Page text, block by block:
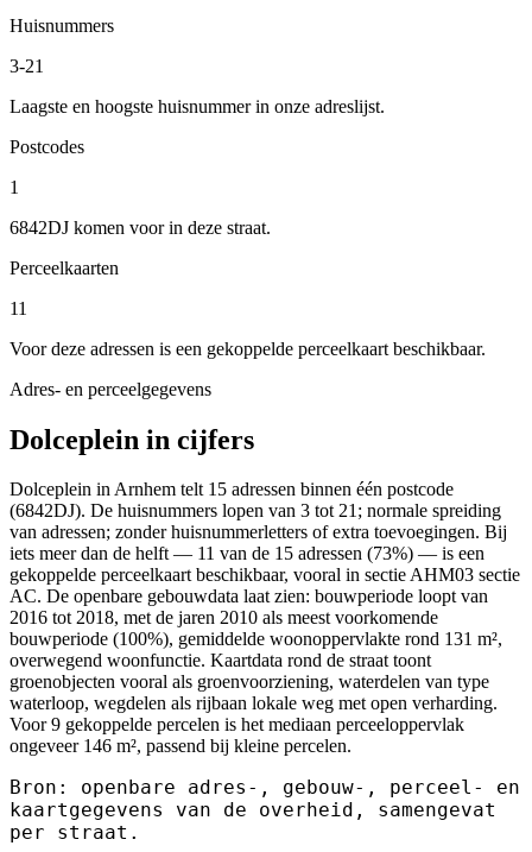
Huisnummers
3-21
Laagste en hoogste huisnummer in onze adreslijst.
Postcodes
1
6842DJ komen voor in deze straat.
Perceelkaarten
11
Voor deze adressen is een gekoppelde perceelkaart beschikbaar.
Adres- en perceelgegevens
Dolceplein in cijfers
Dolceplein in Arnhem telt 15 adressen binnen één postcode
(6842DJ). De huisnummers lopen van 3 tot 21; normale spreiding
van adressen; zonder huisnummerletters of extra toevoegingen. Bij
iets meer dan de helft — 11 van de 15 adressen (73%) — is een
gekoppelde perceelkaart beschikbaar, vooral in sectie AHM03 sectie
AC. De openbare gebouwdata laat zien: bouwperiode loopt van
2016 tot 2018, met de jaren 2010 als meest voorkomende
bouwperiode (100%), gemiddelde woonoppervlakte rond 131 m²,
overwegend woonfunctie. Kaartdata rond de straat toont
groenobjecten vooral als groenvoorziening, waterdelen van type
waterloop, wegdelen als rijbaan lokale weg met open verharding.
Voor 9 gekoppelde percelen is het mediaan perceeloppervlak
ongeveer 146 m², passend bij kleine percelen.
Bron: openbare adres-, gebouw-, perceel- en
kaartgegevens van de overheid, samengevat
per straat.